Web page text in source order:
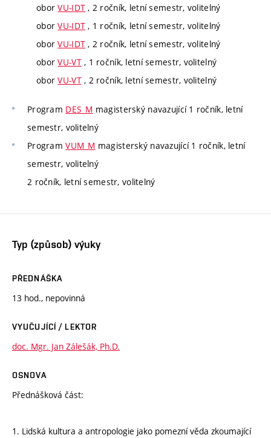
oborVU-IDT , 2 ročník, letní semestr, volitelný
oborVU-IDT , 1 ročník, letní semestr, volitelný
oborVU-IDT , 2 ročník, letní semestr, volitelný
oborVU-VT, 1 ročník, letní semestr, volitelný
oborVU-VT, 2 ročník, letní semestr, volitelný
Program DES_M magisterský navazující 1 ročník, letní
semestr, volitelný
ProgramVUM_M magisterský navazující 1 ročník, letní
semestr, volitelný
2 ročník, letní semestr, volitelný
Typ (způsob) výuky
PŘEDNÁŠKA
13 hod., nepovinná
VYUČUJÍCÍ / LEKTOR
doc. Mgr. Jan Zálešák, Ph.D.
OSNOVA
Přednášková část:
1. Lidská kultura a antropologie jako pomezní věda zkoumající